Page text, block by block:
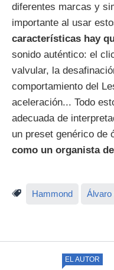
diferentes marcas y
importante al usar
características hay
sonido auténtico: el
valvular, la
comportamiento del
aceleración... Todo
adecuada de
un preset genérico de
como un organista
Hammond Álvaro
EL AUTOR